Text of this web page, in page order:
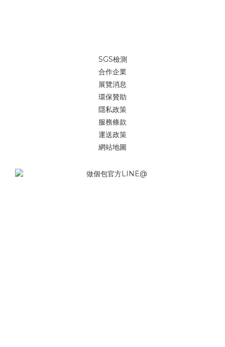
SGS檢測
合作企業
展覽消息
環保贊助
隱私政策
服務條款
運送政策
網站地圖